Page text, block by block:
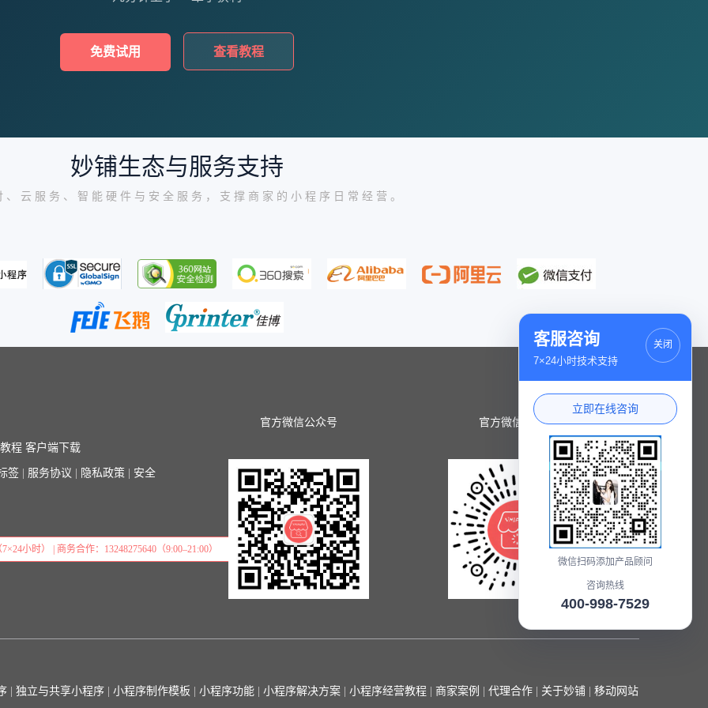
免费试用 查看教程
妙铺生态与服务支持
、云服务、智能硬件与安全服务，支撑商家的小程序日常经营。
程 客户端下载
签 服务协议 隐私政策 安全
小时） | 商务合作：13248275640（9:00–21:00）
官方微信公众号 官方微信小程序
独立与共享小程序 小程序制作模板 小程序功能 小程序解决方案 小程序经营教程 商家案例 代理合作 关于妙铺 移动网站
客服咨询
7×24小时技术支持
关闭
立即在线咨询
微信扫码添加产品顾问
咨询热线
400-998-7529
在线咨询